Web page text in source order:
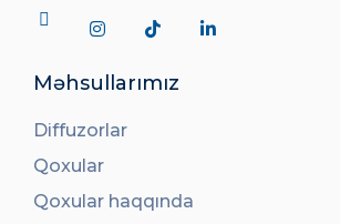
Məhsullarımız
Diffuzorlar
Qoxular
Qoxular haqqında